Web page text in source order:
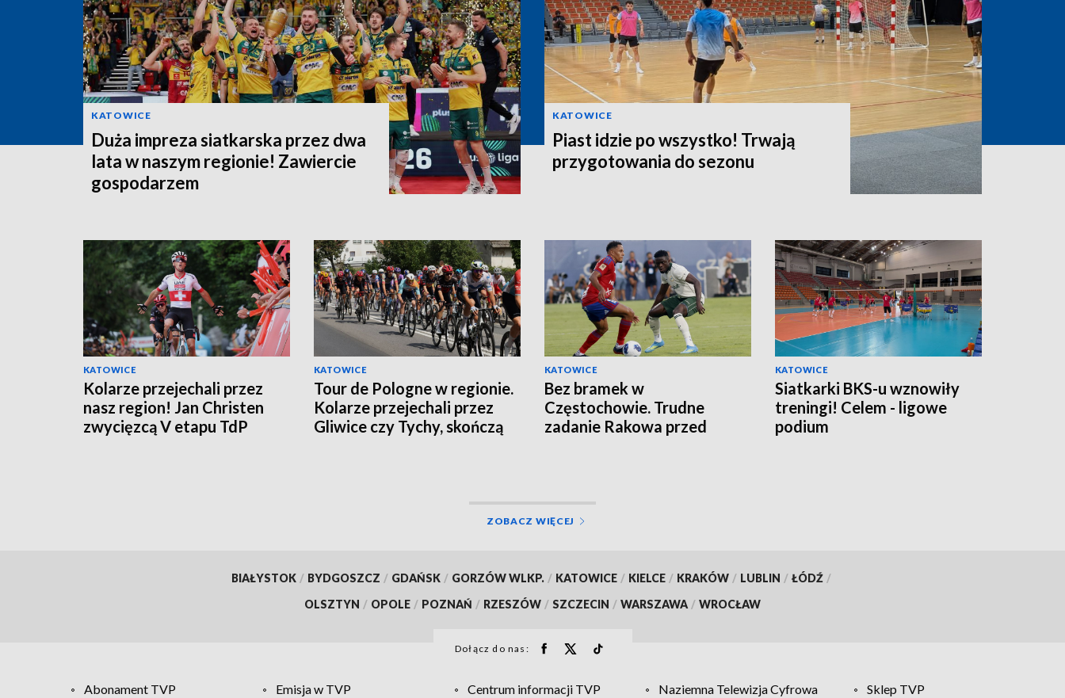
KATOWICE
Duża impreza siatkarska przez dwa
lata w naszym regionie! Zawiercie
gospodarzem
KATOWICE
Piast idzie po wszystko! Trwają
przygotowania do sezonu
KATOWICE
Kolarze przejechali przez
nasz region! Jan Christen
zwycięzcą V etapu TdP
KATOWICE
Tour de Pologne w regionie.
Kolarze przejechali przez
Gliwice czy Tychy, skończą
KATOWICE
Bez bramek w
Częstochowie. Trudne
zadanie Rakowa przed
KATOWICE
Siatkarki BKS-u wznowiły
treningi! Celem - ligowe
podium
ZOBACZ WIĘCEJ
BIAŁYSTOK / BYDGOSZCZ / GDAŃSK / GORZÓW WLKP. / KATOWICE / KIELCE / KRAKÓW / LUBLIN / ŁÓDŹ /
OLSZTYN / OPOLE / POZNAŃ / RZESZÓW / SZCZECIN / WARSZAWA / WROCŁAW
Dołącz do nas:
Abonament TVP Emisja w TVP Centrum informacji TVP Naziemna Telewizja Cyfrowa
Sklep TVP